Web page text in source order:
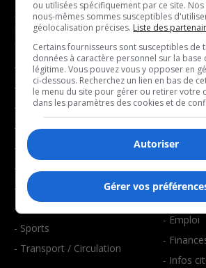
NOUVELLES
- Affaires municipales
- Communauté / Social
- Culture
- Économie
- Éducation
- Environnement
- Faits divers
- Santé et bien-être
- Sports
- Transport / Circulation
-
- Joué
- Affaires
- Art de
- Bien-
- Emploi
-
- Infos
ou utilisées spécifiquement par ce site.
nous-mêmes sommes susceptibles
géolocalisation précises. Liste des
Certains fournisseurs sont susceptibles de
données à caractère personnel sur la base
légitime. Vous pouvez vous y opposer en
ci-dessous. Recherchez un lien en bas de
le menu du site pour gérer ou retirer votre
dans les paramètres des cookies et de
Autoriser
Gérer vos